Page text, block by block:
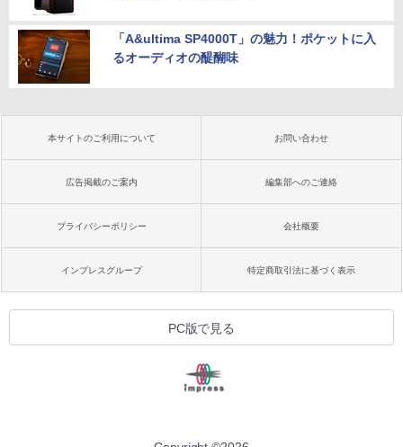
「A&ultima SP4000T」の魅力！ポケットに入
るオーディオの醍醐味
本サイトのご利用について お問い合わせ
広告掲載のご案内 編集部へのご連絡
プライバシーポリシー 会社概要
インプレスグループ 特定商取引法に基づく表示
PC版で見る